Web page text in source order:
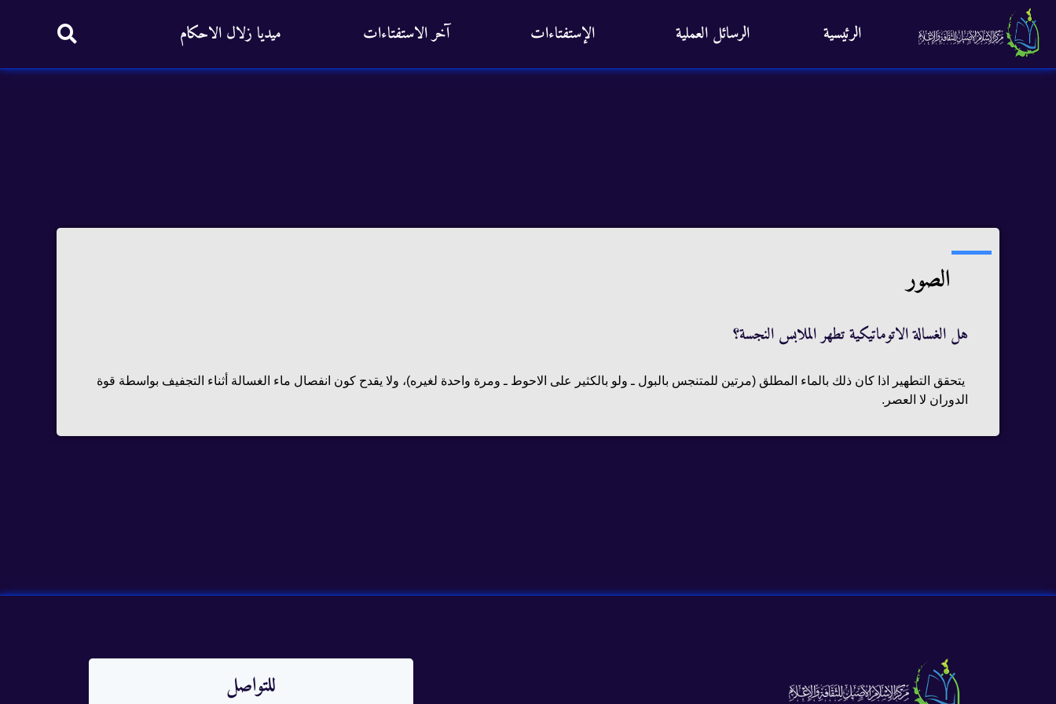
الرئيسية الرسائل العملية الإستفتاءات آخر الاستفتاءات ميديا زلال الاحكام
الصور
هل الغسالة الاتوماتيكية تطهر الملابس النجسة؟
يتحقق التطهير اذا كان ذلك بالماء المطلق (مرتين للمتنجس بالبول ـ ولو بالكثير على الاحوط ـ ومرة واحدة لغيره)، ولا يقدح كون انفصال ماء الغسالة أثناء التجفيف بواسطة قوة
الدوران لا العصر.
للتواصل